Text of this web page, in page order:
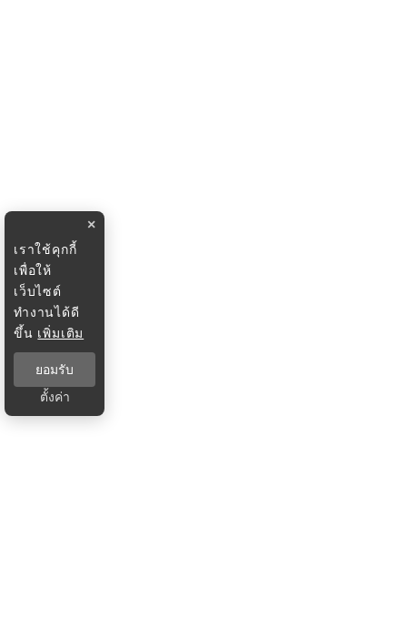
×
เราใช้คุกกี้
เพื่อให้
เว็บไซต์
ทำงานได้ดี
ขึ้น เพิ่มเติม
ยอมรับ
ตั้งค่า